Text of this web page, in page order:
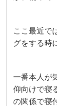
ここ最近で
グをする時
一番本人が
仰向けで寝
の関係で寝